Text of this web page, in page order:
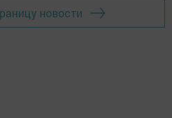
новости